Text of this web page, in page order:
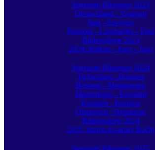
Startseite Bikertage 2023
Deutschland - Vogesen
Jura - Savoyen
Piemont - Lombardei - Tirol
Bildergalerie 2023
2024: Balkan - Jugo - Tour
Startseite Bikertage 2024
Tschechien - Bosnien
Bosnien - Montenegro
Montenegro - Kroatien
Kroatien - Bosnien
Österreich - Heimreise
Bildergalerie 2024
2025: Istrien-Kvarner Bucht
Startseite Bikertage 2025